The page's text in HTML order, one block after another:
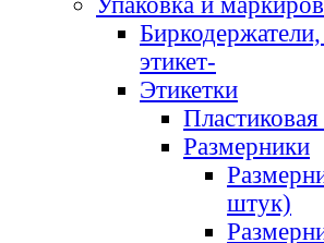
этикет-
Этикетки
Размерники
штук)